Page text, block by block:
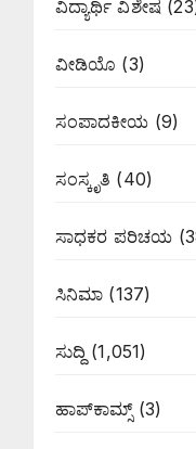
ವಿದ್ಯಾರ್ಥಿ ವಿಶೇಷ
ವೀಡಿಯೊ (3)
ಸಂಪಾದಕೀಯ (9)
ಸಂಸ್ಕೃತಿ (40)
ಸಾಧಕರ ಪರಿಚಯ
ಸಿನಿಮಾ (137)
ಸುದ್ದಿ (1,051)
ಹಾಪ್‌ಕಾಮ್ಸ್‌(3)